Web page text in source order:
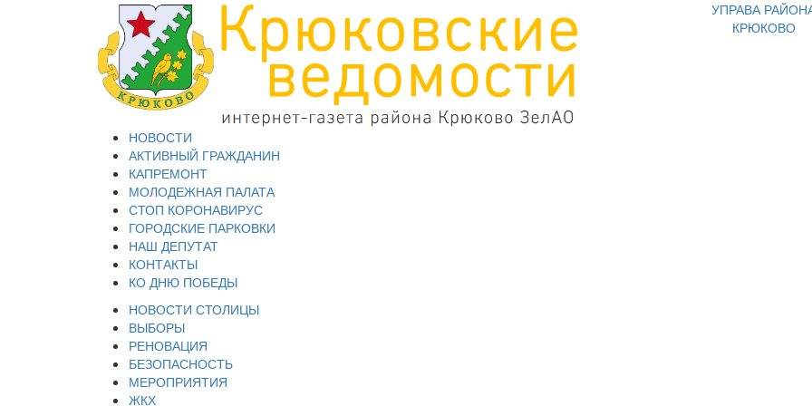
УПРАВА
КРЮКОВО
НОВОСТИ
АКТИВНЫЙ ГРАЖДАНИН
КАПРЕМОНТ
МОЛОДЕЖНАЯ ПАЛАТА
СТОП КОРОНАВИРУС
ГОРОДСКИЕ ПАРКОВКИ
НАШ ДЕПУТАТ
КОНТАКТЫ
КО ДНЮ ПОБЕДЫ
НОВОСТИ СТОЛИЦЫ
ВЫБОРЫ
РЕНОВАЦИЯ
БЕЗОПАСНОСТЬ
МЕРОПРИЯТИЯ
ЖКХ